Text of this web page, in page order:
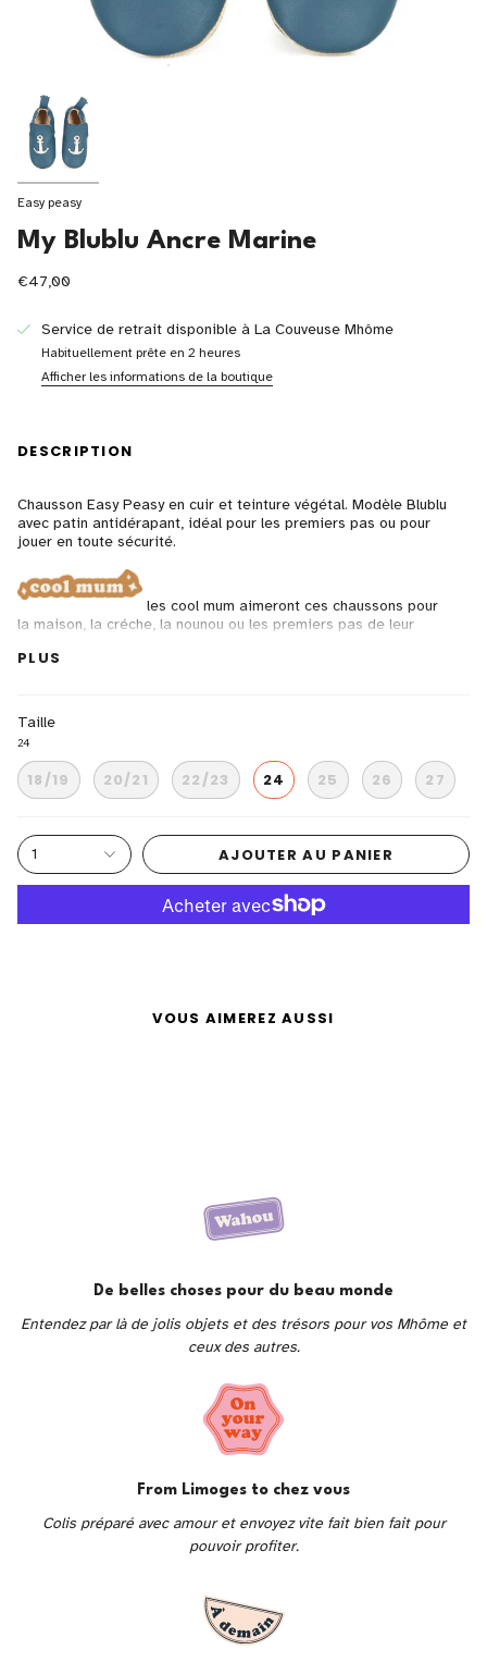
Easy peasy
My Blublu Ancre Marine
€47,00
Service de retrait disponible à La Couveuse Mhôme
Habituellement prête en 2 heures
Afficher les informations de la boutique
DESCRIPTION
Chausson Easy Peasy en cuir et teinture végétal. Modèle Blublu
avec patin antidérapant, idéal pour les premiers pas ou pour
jouer en toute sécurité.
les cool mum aimeront ces chaussons pour
la maison, la créche, la nounou ou les premiers pas de leur
tanage végétal
sans chrome
PLUS
Taille
24
18/19 20/21 22/23 24 25 26 27
1 AJOUTER AU PANIER
VOUS AIMEREZ AUSSI
De belles choses pour du beau monde
Entendez par là de jolis objets et des trésors pour vos Mhôme et
ceux des autres.
From Limoges to chez vous
Colis préparé avec amour et envoyez vite fait bien fait pour
pouvoir profiter.